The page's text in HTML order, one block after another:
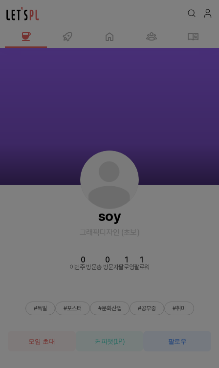
soy
그래픽디자인 (초보)
이번주 방문
0
총 방문자
0
팔로잉
1
팔로워
1
#독일 #포스터 #문화산업 #공부중 #취미
모임 초대 커피챗 (1 P) 팔로우